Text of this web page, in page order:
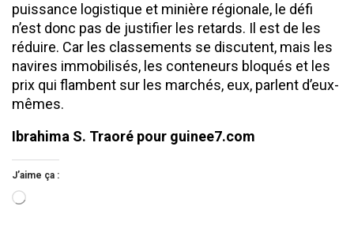
puissance logistique et minière régionale, le défi
n’est donc pas de justifier les retards. Il est de les
réduire. Car les classements se discutent, mais les
navires immobilisés, les conteneurs bloqués et les
prix qui flambent sur les marchés, eux, parlent d’eux-
mêmes.
Ibrahima S. Traoré pour guinee7.com
J’aime ça :
Chargement…